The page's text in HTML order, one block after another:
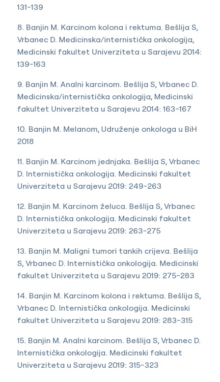
131-139
8. Banjin M. Karcinom kolona i rektuma. Bešlija S,
Vrbanec D. Medicinska/internistička onkologija,
Medicinski fakultet Univerziteta u Sarajevu 2014:
139-163
9. Banjin M. Analni karcinom. Bešlija S, Vrbanec D.
Medicinska/internistička onkologija, Medicinski
fakultet Univerziteta u Sarajevu 2014: 163-167
10. Banjin M. Melanom, Udruženje onkologa u BiH
2018
11. Banjin M. Karcinom jednjaka. Bešlija S, Vrbanec
D. Internistička onkologija. Medicinski fakultet
Univerziteta u Sarajevu 2019: 249-263
12. Banjin M. Karcinom želuca. Bešlija S, Vrbanec
D. Internistička onkologija. Medicinski fakultet
Univerziteta u Sarajevu 2019: 263-275
13. Banjin M. Maligni tumori tankih crijeva. Bešlija
S, Vrbanec D. Internistička onkologija. Medicinski
fakultet Univerziteta u Sarajevu 2019: 275-283
14. Banjin M. Karcinom kolona i rektuma. Bešlija S,
Vrbanec D. Internistička onkologija. Medicinski
fakultet Univerziteta u Sarajevu 2019: 283-315
15. Banjin M. Analni karcinom. Bešlija S, Vrbanec D.
Internistička onkologija. Medicinski fakultet
Univerziteta u Sarajevu 2019: 315-323